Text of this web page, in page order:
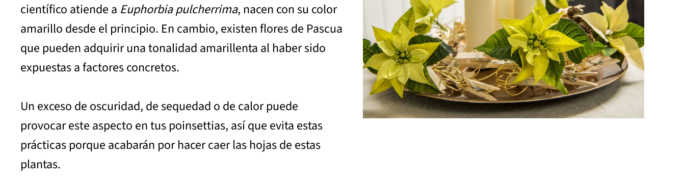
científico atiende a Euphorbia pulcherrima, nacen con su color
amarillo desde el principio. En cambio, existen flores de Pascua
que pueden adquirir una tonalidad amarillenta al haber sido
expuestas a factores concretos.
Un exceso de oscuridad, de sequedad o de calor puede
provocar este aspecto en tus poinsettias, así que evita estas
prácticas porque acabarán por hacer caer las hojas de estas
plantas.